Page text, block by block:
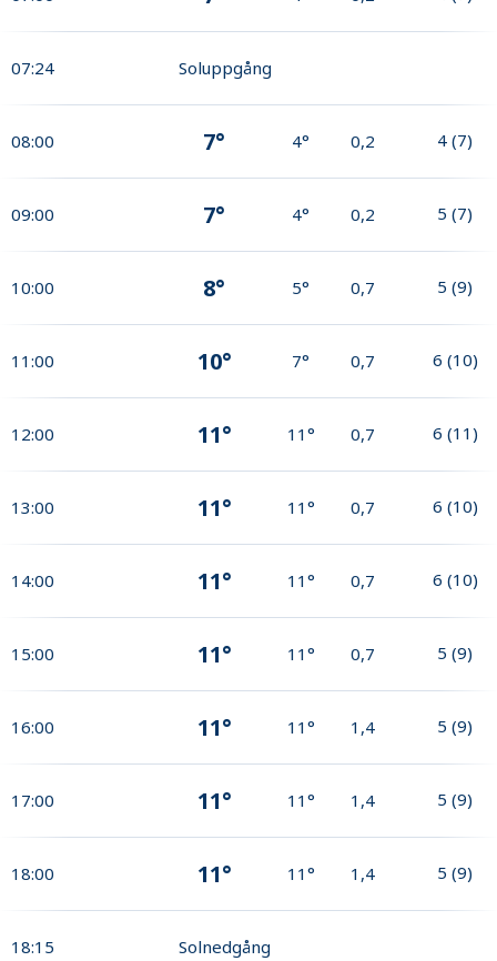
07:24 Soluppgång
08:00 7° 4° 0,2 4 (7)
09:00 7° 4° 0,2 5 (7)
10:00 8° 5° 0,7 5 (9)
11:00 10° 7° 0,7 6 (10)
12:00 11° 11° 0,7 6 (11)
13:00 11° 11° 0,7 6 (10)
14:00 11° 11° 0,7 6 (10)
15:00 11° 11° 0,7 5 (9)
16:00 11° 11° 1,4 5 (9)
17:00 11° 11° 1,4 5 (9)
18:00 11° 11° 1,4 5 (9)
18:15 Solnedgång